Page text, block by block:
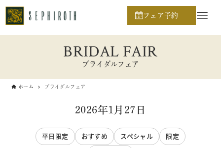
フェア予約
BRIDAL FAIR
ブライダルフェア
ホーム ブライダルフェア
2026年1月27日
平日限定 おすすめ スペシャル
限定